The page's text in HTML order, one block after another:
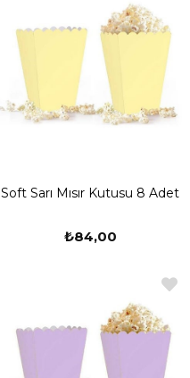
Soft Sarı Mısır Kutusu 8 Adet
₺84,00